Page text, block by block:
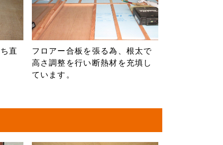
直
フロアー合板を張る為、根太で
高さ調整を行い断熱材を充填し
ています。